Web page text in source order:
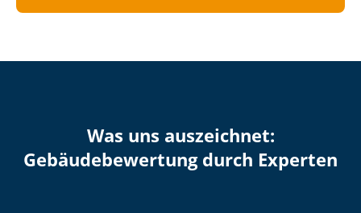
Was uns auszeichnet:
Ge­bäu­de­be­wer­tung durch Experten